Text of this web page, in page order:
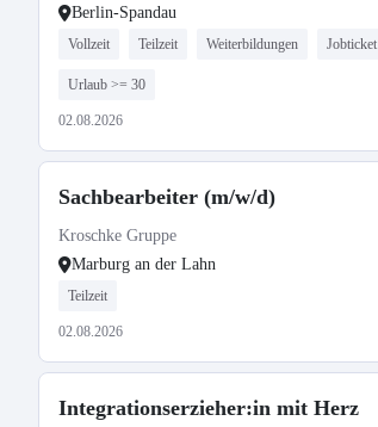
Berlin-Spandau
Vollzeit Teilzeit Weiterbildungen Jobticket
Urlaub >= 30
02.08.2026
Sachbearbeiter (m/w/d)
Kroschke Gruppe
Marburg an der Lahn
Teilzeit
02.08.2026
Integrationserzieher:in mit Herz